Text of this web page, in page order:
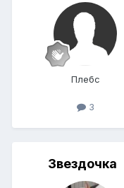
Плебс
3
Звездочка